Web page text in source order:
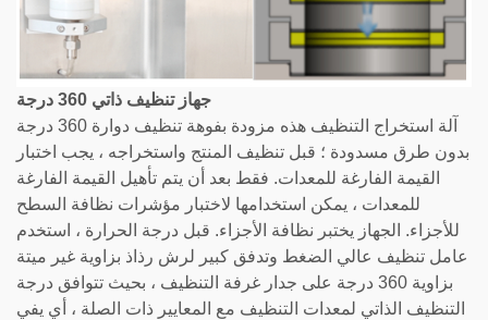
جهاز تنظيف ذاتي 360 درجة
آلة استخراج التنظيف هذه مزودة بفوهة تنظيف دوارة 360 درجة
بدون طرق مسدودة ؛ قبل تنظيف المنتج واستخراجه ، يجب اختبار
القيمة الفارغة للمعدات. فقط بعد أن يتم تأهيل القيمة الفارغة
للمعدات ، يمكن استخدامها لاختبار مؤشرات نظافة السطح
للأجزاء. الجهاز يختبر نظافة الأجزاء. قبل درجة الحرارة ، استخدم
عامل تنظيف عالي الضغط وتدفق كبير لرش رذاذ بزاوية غير ميتة
بزاوية 360 درجة على جدار غرفة التنظيف ، بحيث تتوافق درجة
التنظيف الذاتي لمعدات التنظيف مع المعايير ذات الصلة ، أي يفي